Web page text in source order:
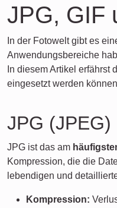
JPG, GIF
In der Fotowelt gibt es
Anwendungsbereiche
In diesem Artikel
eingesetzt werden
JPG (JPEG)
JPG ist das am
Kompression, die die
lebendigen und
Kompression: